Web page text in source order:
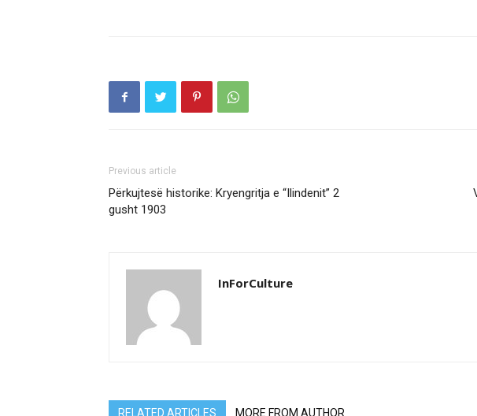
Previous article
Përkujtesë historike: Kryengritja e “Ilindenit” 2
gusht 1903
InForCulture
RELATED ARTICLES MORE FROM AUTHOR